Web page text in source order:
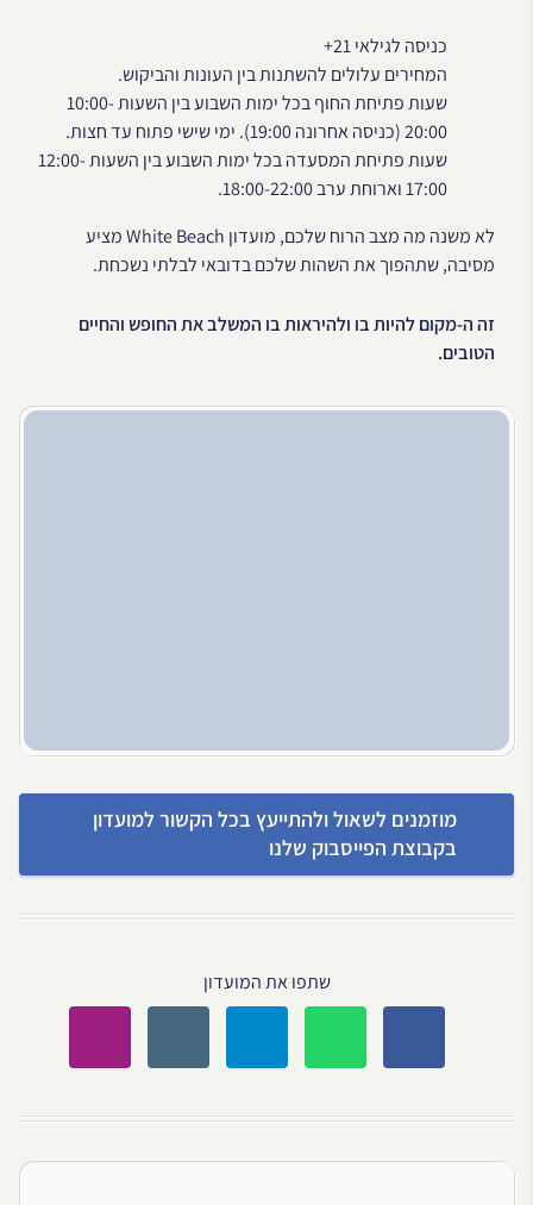
כניסה לגילאי 21+
המחירים עלולים להשתנות בין העונות והביקוש.
שעות פתיחת החוף בכל ימות השבוע בין השעות 10:00-
20:00 (כניסה אחרונה 19:00). ימי שישי פתוח עד חצות.
שעות פתיחת המסעדה בכל ימות השבוע בין השעות 12:00-
17:00 וארוחת ערב 18:00-22:00.
לא משנה מה מצב הרוח שלכם, מועדון White Beach מציע
מסיבה, שתהפוך את השהות שלכם בדובאי לבלתי נשכחת.
זה ה-מקום להיות בו ולהיראות בו המשלב את החופש והחיים
הטובים.
מוזמנים לשאול ולהתייעץ בכל הקשור למועדון
בקבוצת הפייסבוק שלנו
שתפו את המועדון